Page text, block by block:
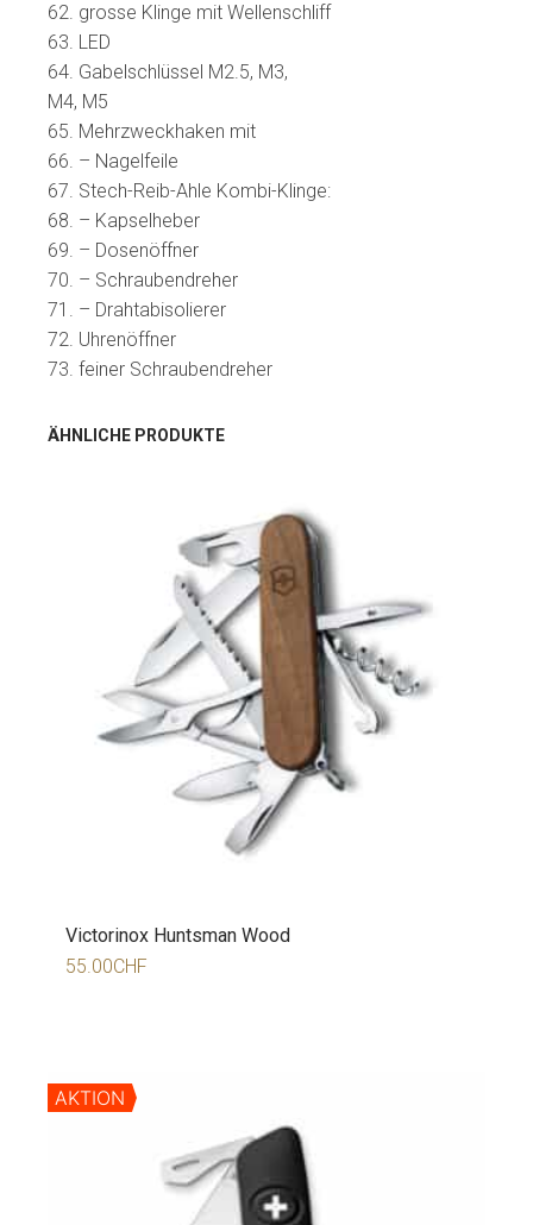
62. grosse Klinge mit Wellenschliff
63. LED
64. Gabelschlüssel M2.5, M3,
M4, M5
65. Mehrzweckhaken mit
66. – Nagelfeile
67. Stech-Reib-Ahle Kombi-Klinge:
68. – Kapselheber
69. – Dosenöffner
70. – Schraubendreher
71. – Drahtabisolierer
72. Uhrenöffner
73. feiner Schraubendreher
ÄHNLICHE PRODUKTE
Victorinox Huntsman Wood
55.00CHF
AKTION